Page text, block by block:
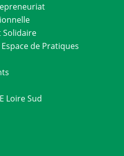
de Pratiques
Loire Sud